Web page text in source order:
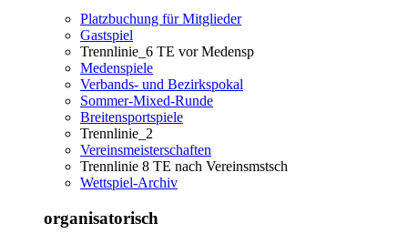
Platzbuchung für Mitglieder
Gastspiel
Trennlinie_6 TE vor Medensp
Medenspiele
Verbands- und Bezirkspokal
Sommer-Mixed-Runde
Breitensportspiele
Trennlinie_2
Vereinsmeisterschaften
Trennlinie 8 TE nach Vereinsmstsch
Wettspiel-Archiv
organisatorisch